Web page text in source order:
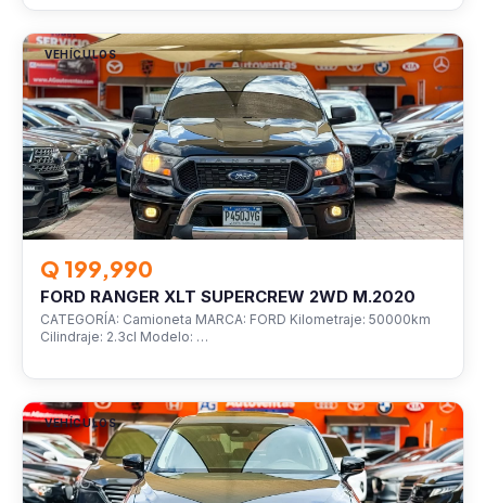
VEHÍCULOS
Q 199,990
FORD RANGER XLT SUPERCREW 2WD M.2020
CATEGORÍA: Camioneta MARCA: FORD Kilometraje: 50000km
Cilindraje: 2.3cl Modelo: …
VEHÍCULOS